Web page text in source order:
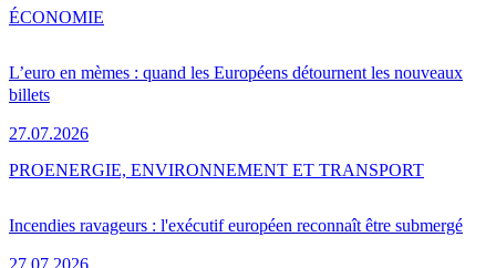
L’euro en mèmes : quand les Européens détournent les nouveaux
billets
27.07.2026
ÉCONOMIE
Incendies ravageurs : l'exécutif européen reconnaît être submergé
27.07.2026
PROENERGIE, ENVIRONNEMENT ET TRANSPORT